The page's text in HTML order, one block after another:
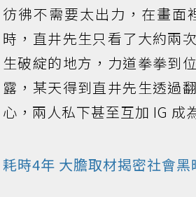
彷彿不需要太出力，在畫
時，直井先生只看了大約兩
生破綻的地方，力道拳拳到
露，某天得到直井先生透過
心，兩人私下甚至互加 IG 成
耗時4年 大膽取材揭密社會黑